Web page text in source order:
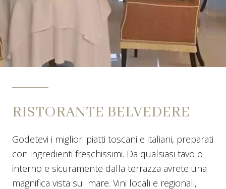
RISTORANTE BELVEDERE
Godetevi i migliori piatti toscani e italiani, preparati
con ingredienti freschissimi. Da qualsiasi tavolo
interno e sicuramente dalla terrazza avrete una
magnifica vista sul mare. Vini locali e regionali,